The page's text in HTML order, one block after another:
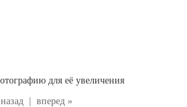
вперед »
для её увеличения